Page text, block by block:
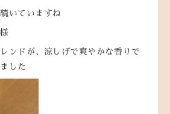
いていますね
ンドが、涼しげで爽やかな香りで
した